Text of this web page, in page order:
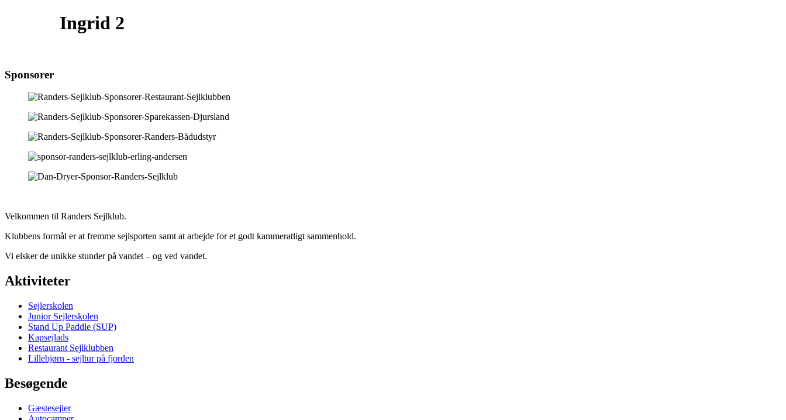
Ingrid 2
Sponsorer
Velkommen til Randers Sejlklub.
Klubbens formål er at fremme sejlsporten samt at arbejde for et godt kammeratligt sammenhold.
Vi elsker de unikke stunder på vandet – og ved vandet.
Aktiviteter
Sejlerskolen
Junior Sejlerskolen
Stand Up Paddle (SUP)
Kapsejlads
Restaurant Sejlklubben
Lillebjørn - sejltur på fjorden
Besøgende
Gæstesejler